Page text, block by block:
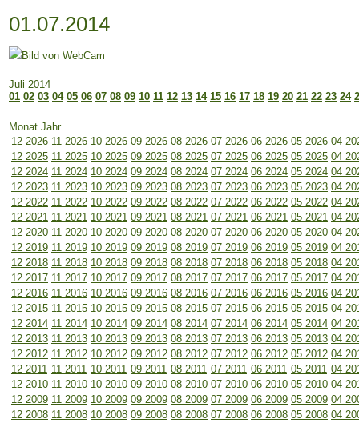
01.07.2014
Juli 2014
01 02 03 04 05 06 07 08 09 10 11 12 13 14 15 16 17 18 19 20 21 22 23 24
Monat Jahr
12 2026 11 2026 10 2026 09 2026 08 2026 07 2026 06 2026 05 2026 04
12 2025 11 2025 10 2025 09 2025 08 2025 07 2025 06 2025 05 2025 04
12 2024 11 2024 10 2024 09 2024 08 2024 07 2024 06 2024 05 2024 04
12 2023 11 2023 10 2023 09 2023 08 2023 07 2023 06 2023 05 2023 04
12 2022 11 2022 10 2022 09 2022 08 2022 07 2022 06 2022 05 2022 04
12 2021 11 2021 10 2021 09 2021 08 2021 07 2021 06 2021 05 2021 04
12 2020 11 2020 10 2020 09 2020 08 2020 07 2020 06 2020 05 2020 04
12 2019 11 2019 10 2019 09 2019 08 2019 07 2019 06 2019 05 2019 04
12 2018 11 2018 10 2018 09 2018 08 2018 07 2018 06 2018 05 2018 04
12 2017 11 2017 10 2017 09 2017 08 2017 07 2017 06 2017 05 2017 04
12 2016 11 2016 10 2016 09 2016 08 2016 07 2016 06 2016 05 2016 04
12 2015 11 2015 10 2015 09 2015 08 2015 07 2015 06 2015 05 2015 04
12 2014 11 2014 10 2014 09 2014 08 2014 07 2014 06 2014 05 2014 04
12 2013 11 2013 10 2013 09 2013 08 2013 07 2013 06 2013 05 2013 04
12 2012 11 2012 10 2012 09 2012 08 2012 07 2012 06 2012 05 2012 04
12 2011 11 2011 10 2011 09 2011 08 2011 07 2011 06 2011 05 2011 04
12 2010 11 2010 10 2010 09 2010 08 2010 07 2010 06 2010 05 2010 04
12 2009 11 2009 10 2009 09 2009 08 2009 07 2009 06 2009 05 2009 04
12 2008 11 2008 10 2008 09 2008 08 2008 07 2008 06 2008 05 2008 04